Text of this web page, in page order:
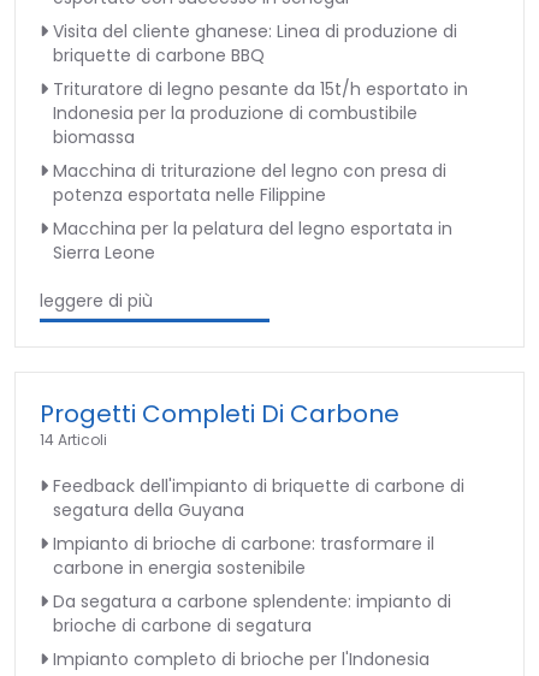
Visita del cliente ghanese: Linea di produzione di
briquette di carbone BBQ
Trituratore di legno pesante da 15t/h esportato in
Indonesia per la produzione di combustibile
biomassa
Macchina di triturazione del legno con presa di
potenza esportata nelle Filippine
Macchina per la pelatura del legno esportata in
Sierra Leone
leggere di più
Progetti Completi Di Carbone
14 Articoli
Feedback dell'impianto di briquette di carbone di
segatura della Guyana
Impianto di brioche di carbone: trasformare il
carbone in energia sostenibile
Da segatura a carbone splendente: impianto di
brioche di carbone di segatura
Impianto completo di brioche per l'Indonesia